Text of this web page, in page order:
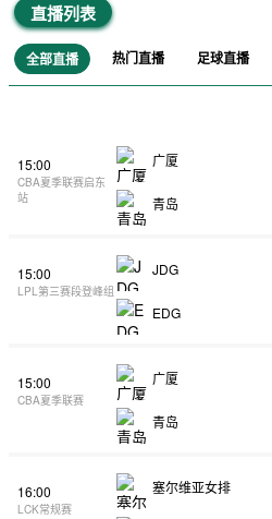
直播列表
全部直播 热门直播 足球直播
15:00
CBA夏季联赛启东
站
广厦
青岛
15:00
LPL第三赛段登峰组
JDG
EDG
15:00
CBA夏季联赛
广厦
青岛
16:00
LCK常规赛
塞尔维亚女排